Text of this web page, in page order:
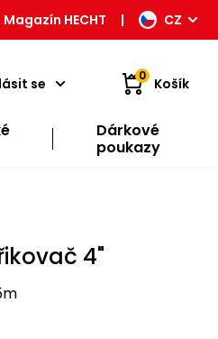
Magazín HECHT | CZ
se 0 Košík
Dárkové
poukazy
4"